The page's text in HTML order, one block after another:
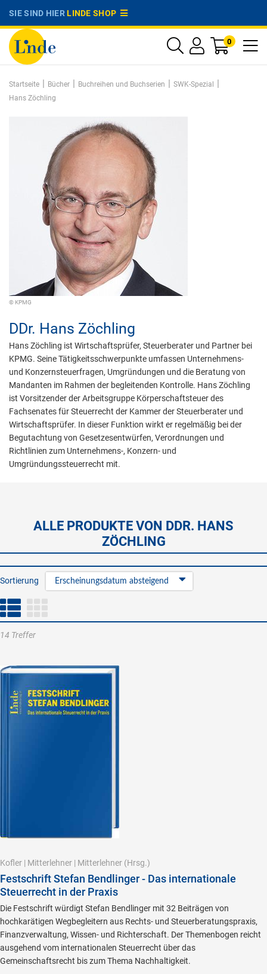
SIE SIND HIERLINDE SHOP
0
Startseite | Bücher | Buchreihen und Buchserien | SWK-Spezial |
Hans Zöchling
© KPMG
DDr. Hans Zöchling
Hans Zöchling ist Wirtschaftsprüfer, Steuerberater und Partner bei
KPMG. Seine Tätigkeitsschwerpunkte umfassen Unternehmens-
und Konzernsteuerfragen, Umgründungen und die Beratung von
Mandanten im Rahmen der begleitenden Kontrolle. Hans Zöchling
ist Vorsitzender der Arbeitsgruppe Körperschaftsteuer des
Fachsenates für Steuerrecht der Kammer der Steuerberater und
Wirtschaftsprüfer. In dieser Funktion wirkt er regelmäßig bei der
Begutachtung von Gesetzesentwürfen, Verordnungen und
Richtlinien zum Unternehmens-, Konzern- und
Umgründungssteuerrecht mit.
ALLE PRODUKTE VON DDR. HANS
ZÖCHLING
Sortierung Erscheinungsdatum absteigend
14 Treffer
Kofler | Mitterlehner | Mitterlehner (Hrsg.)
Festschrift Stefan Bendlinger - Das internationale
Steuerrecht in der Praxis
Die Festschrift würdigt Stefan Bendlinger mit 32 Beiträgen von
hochkarätigen Wegbegleitern aus Rechts- und Steuerberatungspraxis,
Finanzverwaltung, Wissen- und Richterschaft. Der Themenbogen reicht
ausgehend vom internationalen Steuerrecht über das
Gemeinschaftsrecht bis zum Thema Nachhaltigkeit.